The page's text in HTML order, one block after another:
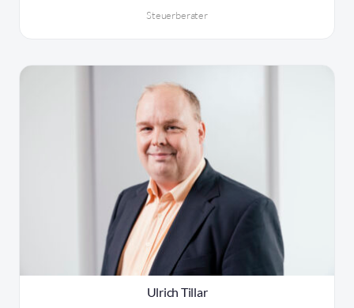
Steuerberater
Ulrich Tillar